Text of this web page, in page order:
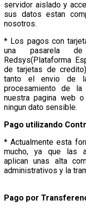
servidor aislado y
sus datos estan
nosotros.
* Los pagos con
una pasarela
Redsys(Plataforma
de tarjetas de
tanto el envio de
procesamiento de
nuestra pagina web
ningun dato sensible.
Pago utilizando
* Actualmente esta
mucho, ya que las
aplican unas alta
administrativos y la
Pago por